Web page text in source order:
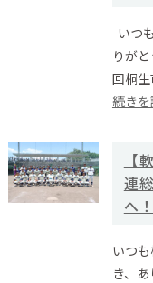
いつ
りが
回桐生
続き
【
連
へ！
いつ
き、